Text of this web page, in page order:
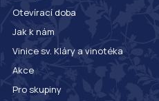
Otevírací doba
Jak k nám
Vinice sv. Kláry a vinotéka
Akce
Pro skupiny